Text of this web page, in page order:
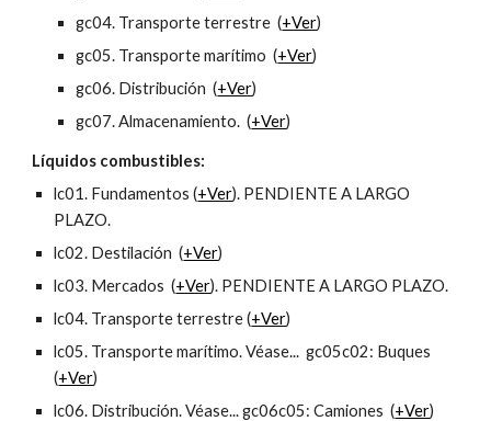
gc04. Transporte terrestre (+Ver)
gc05. Transporte marítimo (+Ver)
gc06. Distribución (+Ver)
gc07. Almacenamiento. (+Ver)
Líquidos combustibles:
lc01. Fundamentos (+Ver). PENDIENTE A LARGO
PLAZO.
lc02. Destilación (+Ver)
lc03. Mercados (+Ver). PENDIENTE A LARGO PLAZO.
lc04. Transporte terrestre (+Ver)
lc05. Transporte marítimo. Véase... gc05c02: Buques
(+Ver)
lc06. Distribución. Véase... gc06c05: Camiones (+Ver)